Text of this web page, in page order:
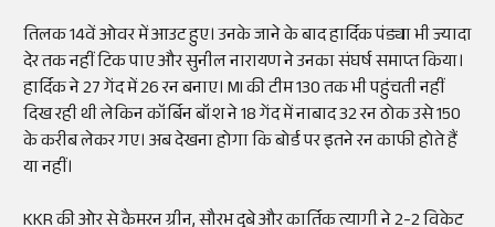
तिलक 14वें ओवर में आउट हुए। उनके जाने के बाद हार्दिक पंड्या भी ज्यादा
देर तक नहीं टिक पाए और सुनील नारायण ने उनका संघर्ष समाप्त किया।
हार्दिक ने 27 गेंद में 26 रन बनाए। MI की टीम 130 तक भी पहुंचती नहीं
दिख रही थी लेकिन कॉर्बिन बॉश ने 18 गेंद में नाबाद 32 रन ठोक उसे 150
के करीब लेकर गए। अब देखना होगा कि बोर्ड पर इतने रन काफी होते हैं
या नहीं।